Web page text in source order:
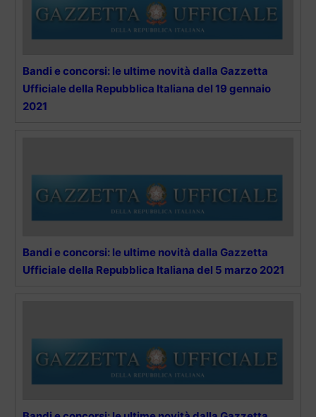
Bandi e concorsi: le ultime novità dalla Gazzetta
Ufficiale della Repubblica Italiana del 19 gennaio
2021
Bandi e concorsi: le ultime novità dalla Gazzetta
Ufficiale della Repubblica Italiana del 5 marzo 2021